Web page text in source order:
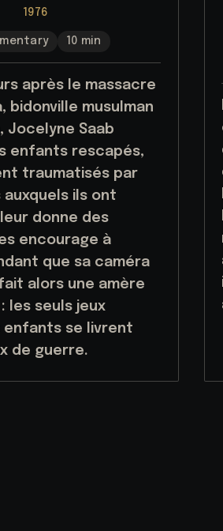
1976
10 min
après le massacre
bidonville musulman
Jocelyne Saab
enfants rescapés,
traumatisés par
auxquels ils ont
donne des
encourage à
que sa caméra
alors une amère
les seuls jeux
enfants se livrent
de guerre.